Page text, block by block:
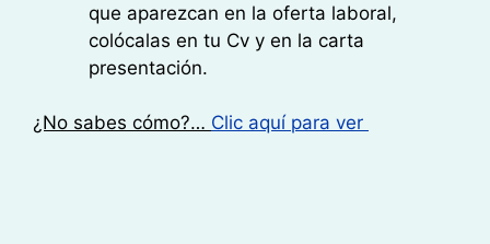
que aparezcan en la oferta laboral,
colócalas en tu Cv y en la carta
presentación.
¿No sabes cómo?… Clic aquí para ver